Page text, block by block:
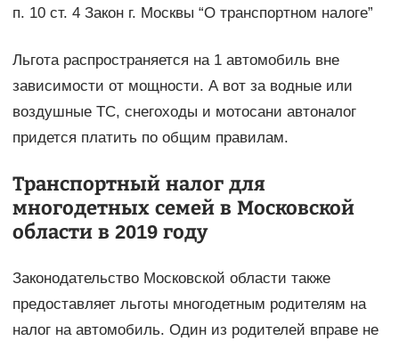
п. 10 ст. 4 Закон г. Москвы “О транспортном налоге”
Льгота распространяется на 1 автомобиль вне
зависимости от мощности. А вот за водные или
воздушные ТС, снегоходы и мотосани автоналог
придется платить по общим правилам.
Транспортный налог для
многодетных семей в Московской
области в 2019 году
Законодательство Московской области также
предоставляет льготы многодетным родителям на
налог на автомобиль. Один из родителей вправе не